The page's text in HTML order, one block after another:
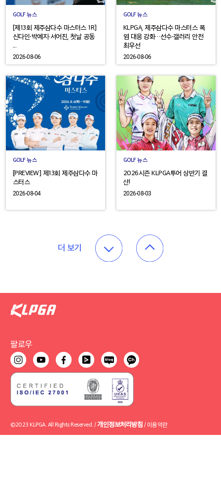
GOLF 뉴스
[제13회 제주삼다수 마스터스 1R]
신다인·박예지·서어진, 첫날 공동
...
2026-08-06
GOLF 뉴스
KLPGA, 제주삼다수 마스터스 폭
염 대응 강화…선수·갤러리 안전
최우선
2026-08-06
GOLF 뉴스
[PREVIEW] 제13회 제주삼다수 마
스터스
2026-08-04
GOLF 뉴스
2026시즌 KLPGA투어 상반기 결
산!
2026-08-03
더 보기
팔로우
©2023 KLPGA. All Rights Reserved. /개인정보처리방침 / 이용약관